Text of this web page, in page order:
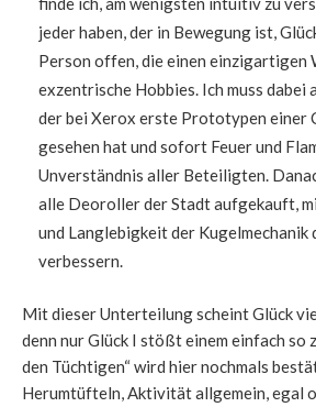
jeder haben, der in Bewegung ist,
Person offen, die einen einzigartigen
exzentrische Hobbies. Ich muss dabei
der bei Xerox erste Prototypen einer
gesehen hat und sofort Feuer und
Unverständnis aller Beteiligten.
alle Deoroller der Stadt aufgekauft,
und Langlebigkeit der Kugelmechanik
verbessern.
Mit dieser Unterteilung scheint Glück
denn nur Glück I stößt einem einfach so
den Tüchtigen“ wird hier nochmals
Herumtüfteln, Aktivität allgemein, egal